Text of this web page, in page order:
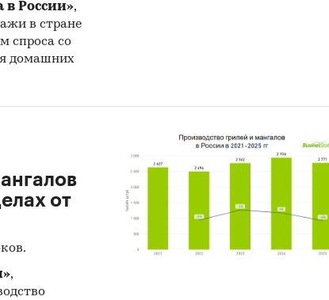
России»,
в стране
спроса со
домашних
от
,